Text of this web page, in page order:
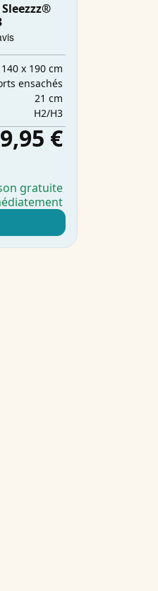
140 x 190 cm
ensachés
21 cm
H2/H3
€
gratuite